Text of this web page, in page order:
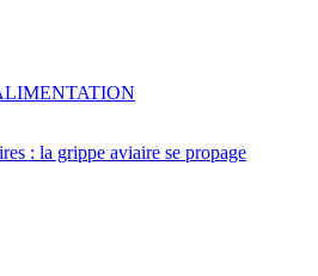
: la grippe aviaire se propage